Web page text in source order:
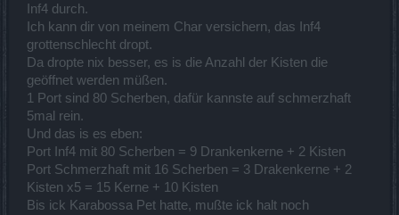
Inf4 durch.
Ich kann dir von meinem Char versichern, das Inf4
grottenschlecht dropt.
Da dropte nix besser, es is die Anzahl der Kisten die
geöffnet werden müßen.
1 Port sind 80 Scherben, dafür kannste auf schmerzhaft
5mal rein.
Und das is es eben:
Port Inf4 mit 80 Scherben = 9 Drankenkerne + 2 Kisten
Port Schmerzhaft mit 16 Scherben = 3 Drakenkerne + 2
Kisten x5 = 15 Kerne + 10 Kisten
Bis ick Karabossa Pet hatte, mußte ick halt noch